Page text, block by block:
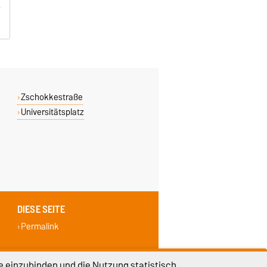
Zschokkestraße
Universitätsplatz
DIESE SEITE
Permalink